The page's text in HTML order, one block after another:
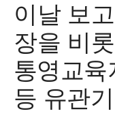
이날 보
장을 비
통영교육
등 유관